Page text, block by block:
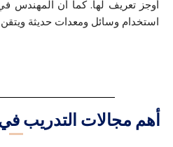
أوجز تعريف لها. كما أن المهندس
استخدام وسائل ومعدات حديثة ويتقن
أهم مجالات التدريب